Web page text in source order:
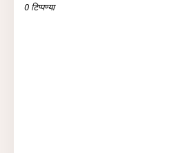
0 टिप्पण्या